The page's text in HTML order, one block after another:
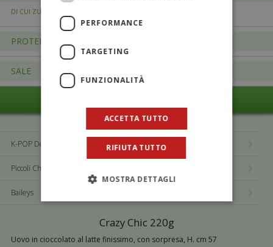
DI CUI ZUCCHERI
PROTEINE
SALE
K-POP Demon Hunters
Piccoli Chef
Baileys
Bluey 220 g
Crazy Chic 220g
Uovo in cioccolato al latte finissimo, con sorpresa, H. cm 57
PERFORMANCE
TARGETING
FUNZIONALITÀ
ACCETTA TUTTO
RIFIUTA TUTTO
MOSTRA DETTAGLI